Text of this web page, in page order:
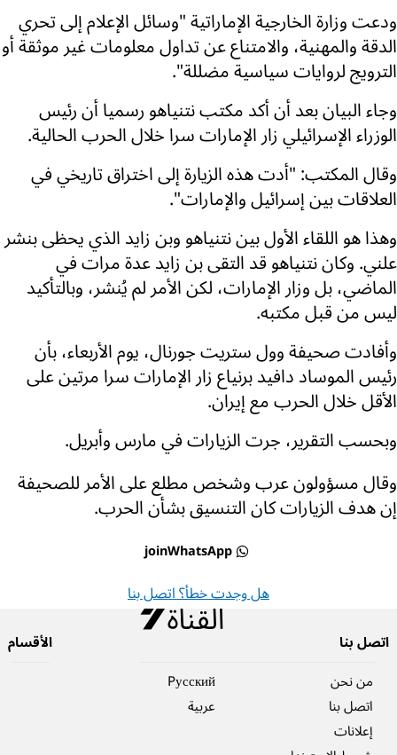
ودعت وزارة الخارجية الإماراتية "وسائل الإعلام إلى تحري
الدقة والمهنية، والامتناع عن تداول معلومات غير موثقة أو
الترويج لروايات سياسية مضللة".
وجاء البيان بعد أن أكد مكتب نتنياهو رسميا أن رئيس
الوزراء الإسرائيلي زار الإمارات سرا خلال الحرب الحالية.
وقال المكتب: "أدت هذه الزيارة إلى اختراق تاريخي في
العلاقات بين إسرائيل والإمارات".
وهذا هو اللقاء الأول بين نتنياهو وبن زايد الذي يحظى بنشر
علني. وكان نتنياهو قد التقى بن زايد عدة مرات في
الماضي، بل وزار الإمارات، لكن الأمر لم يُنشر، وبالتأكيد
ليس من قبل مكتبه.
وأفادت صحيفة وول ستريت جورنال، يوم الأربعاء، بأن
رئيس الموساد دافيد برنياع زار الإمارات سرا مرتين على
الأقل خلال الحرب مع إيران.
وبحسب التقرير، جرت الزيارات في مارس وأبريل.
وقال مسؤولون عرب وشخص مطلع على الأمر للصحيفة
إن هدف الزيارات كان التنسيق بشأن الحرب.
joinWhatsApp
هل وجدت خطأ؟ اتصل بنا
اتصل بنا
من نحن
اتصل بنا
إعلانات
Pусский
عربية
الأقسام